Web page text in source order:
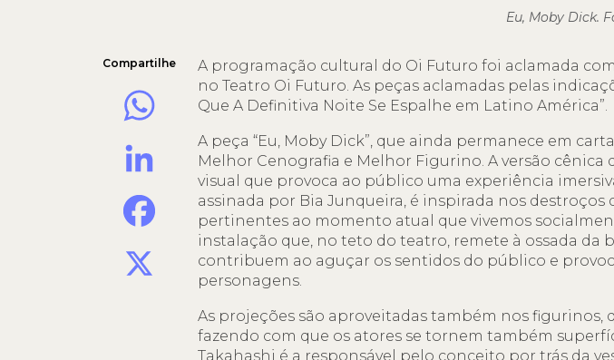
Eu, Moby Dick.
A programação cultural do Oi Futuro foi aclamada
no Teatro Oi Futuro. As peças aclamadas pelas
Que A Definitiva Noite Se Espalhe em Latino América”.
A peça “Eu, Moby Dick”, que ainda permanece em
Melhor Cenografia e Melhor Figurino. A versão
visual que provoca ao público uma experiência
assinada por Bia Junqueira, é inspirada nos destroços
pertinentes ao momento atual que vivemos
instalação que, no teto do teatro, remete à ossada da
contribuem ao aguçar os sentidos do público e
personagens.
As projeções são aproveitadas também nos figurinos,
fazendo com que os atores se tornem também
Takahashi é a responsável pelo conceito por trás da
Compartilhe
WhatsApp
LinkedIn
Facebook